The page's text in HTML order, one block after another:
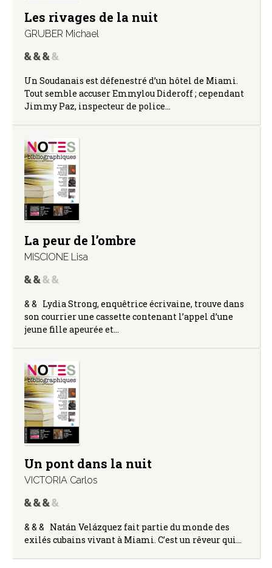
Les rivages de la nuit
GRUBER Michael
Un Soudanais est défenestré d’un hôtel de Miami.
Tout semble accuser Emmylou Dideroff ; cependant
Jimmy Paz, inspecteur de police…
La peur de l’ombre
MISCIONE Lisa
& & Lydia Strong, enquêtrice écrivaine, trouve dans
son courrier une cassette contenant l’appel d’une
jeune fille apeurée et…
Un pont dans la nuit
VICTORIA Carlos
& & & Natán Velázquez fait partie du monde des
exilés cubains vivant à Miami. C’est un rêveur qui…